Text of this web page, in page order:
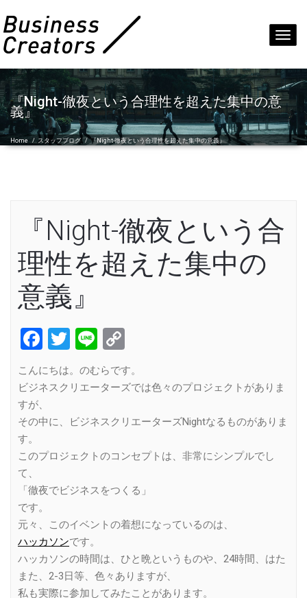
『Night-徹夜という合理性を超えた集中の意
義』
Home / スタッフブログ /『Night-徹夜という合理性を超えた集中の意義』
『Night-徹夜という合
理性を超えた集中の
意義』
Facebook
Twitter
Line
Link
こんにちは。のむらです。
ビジネスクリエーターズでは色々のプロジェクトがありま
すが、
その中に、ビジネスクリエーターズNightなるものがありま
す。
このプロジェクトのコンセプトは、非常にシンプルでし
て、
「徹夜でビジネスをつくる」
です。
元々、このイベントの着想になっているのは、
ハッカソンです。
ハッカソンの時間は、ひと晩というものや、24時間、はた
また、2-3日等、色々ありますが、
私も実際に参加してみたことがあります。